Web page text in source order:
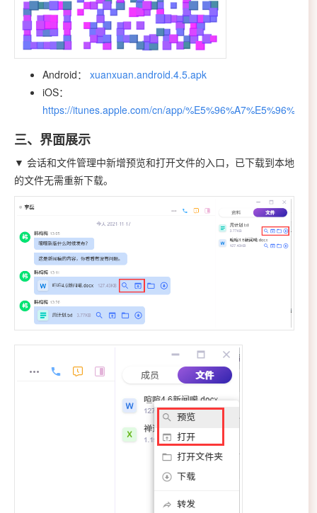
Android： xuanxuan.android.4.5.apk
iOS：
https://itunes.apple.com/cn/app/%E5%96%A7%E5%96%A7/
三、界面展示
▼ 会话和文件管理中新增预览和打开文件的入口，已下载到本地
的文件无需重新下载。